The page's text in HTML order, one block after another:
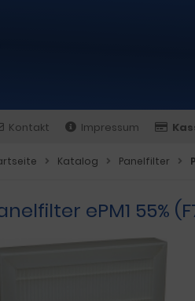
Kontakt Impressum
Katalog Panelfilter
ePM1 55%